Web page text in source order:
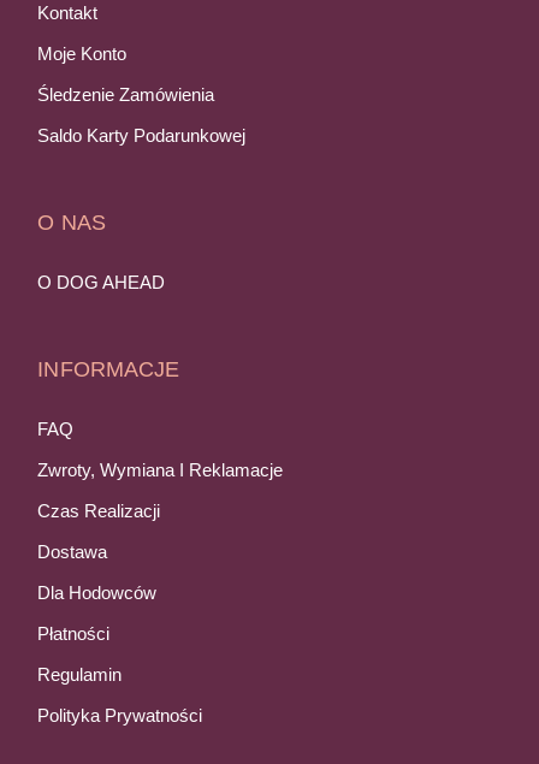
Kontakt
Moje Konto
Śledzenie Zamówienia
Saldo Karty Podarunkowej
O NAS
O DOG AHEAD
INFORMACJE
FAQ
Zwroty, Wymiana I Reklamacje
Czas Realizacji
Dostawa
Dla Hodowców
Płatności
Regulamin
Polityka Prywatności